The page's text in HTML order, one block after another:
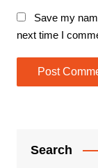
Save my
next time I
Search